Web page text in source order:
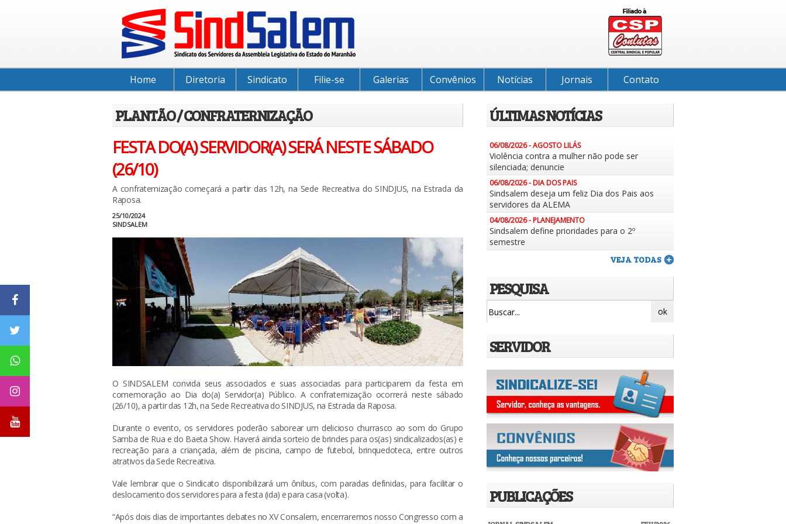
Home Diretoria Sindicato Filie-se Galerias Convênios Notícias Jornais Contato
PLANTÃO / CONFRATERNIZAÇÃO
FESTA DO(A) SERVIDOR(A) SERÁ NESTE SÁBADO
(26/10)
A confraternização começará a partir das 12h, na Sede Recreativa do SINDJUS, na Estrada da
Raposa.
25/10/2024
SINDSALEM
O SINDSALEM convida seus associados e suas associadas para participarem da festa em
comemoração ao Dia do(a) Servidor(a) Público. A confraternização ocorrerá neste sábado
(26/10), a partir das 12h, na Sede Recreativa do SINDJUS, na Estrada da Raposa.
Durante o evento, os servidores poderão saborear um delicioso churrasco ao som do Grupo
Samba de Rua e do Baeta Show. Haverá ainda sorteio de brindes para os(as) sindicalizados(as) e
recreação para a criançada, além de piscina, campo de futebol, brinquedoteca, entre outros
atrativos da Sede Recreativa.
Vale lembrar que o Sindicato disponibilizará um ônibus, com paradas definidas, para facilitar o
deslocamento dos servidores para a festa (ida) e para casa (volta).
“Após dois dias de importantes debates no XV Consalem, encerraremos nosso Congresso com a
ÚLTIMAS NOTÍCIAS
06/08/2026 - AGOSTO LILÁS
Violência contra a mulher não pode ser
silenciada; denuncie
06/08/2026 - DIA DOS PAIS
Sindsalem deseja um feliz Dia dos Pais aos
servidores da ALEMA
04/08/2026 - PLANEJAMENTO
Sindsalem define prioridades para o 2º
semestre
VEJA TODAS
PESQUISA
SERVIDOR
PUBLICAÇÕES